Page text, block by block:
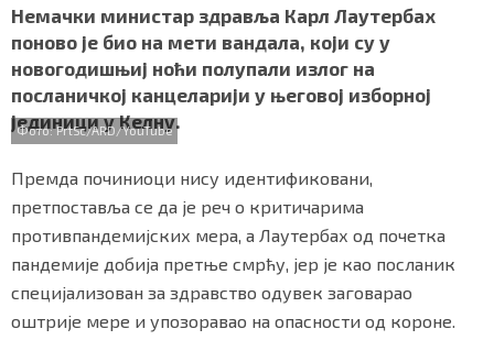
c
e
b
o
o
k
i
t
t
e
r
a
t
s
A
p
p
b
e
r
a
e
Немачки министар здравља Карл Лаутербах
поново је био на мети вандала, који су у
новогодишњиј ноћи полупали излог на
посланичкој канцеларији у његовој изборној
јединици у Келну.
Фото: PrtSc/ARD/YouTube
Премда починиоци нису идентификовани,
претпоставља се да је реч о критичарима
противпандемијских мера, а Лаутербах од почетка
пандемије добија претње смрћу, јер је као посланик
специјализован за здравство одувек заговарао
оштрије мере и упозоравао на опасности од короне.
ВИДЕО
СПЕЦИЈАЛИ
БЛОГ
СРБИЈА
СВЕТ
ЖИВОТ И СТИЛ